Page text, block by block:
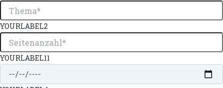
YOURLABEL2
YOURLABEL11